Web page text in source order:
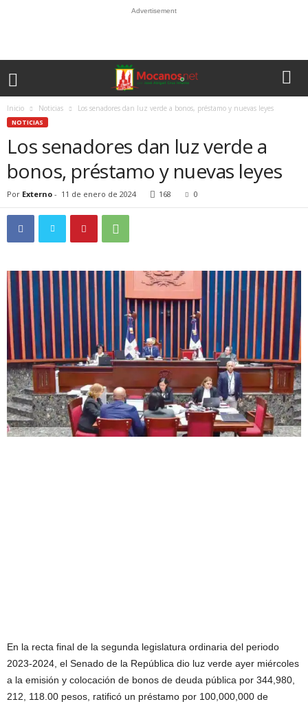
Advertisement
Inicio Noticias Los senadores dan luz verde a bonos, préstamo y nuevas leyes
NOTICIAS
Los senadores dan luz verde a
bonos, préstamo y nuevas leyes
Por Externo - 11 de enero de 2024 168 0
En la recta final de la segunda legislatura ordinaria del periodo
2023-2024, el Senado de la República dio luz verde ayer miércoles
a la emisión y colocación de bonos de deuda pública por 344,980,
212, 118.00 pesos, ratificó un préstamo por 100,000,000 de